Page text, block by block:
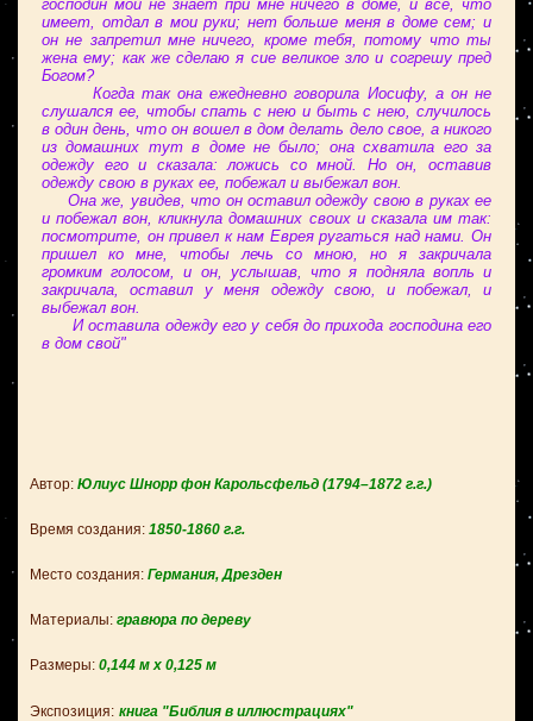
господин мой не знает при мне ничего в доме, и все, что
имеет, отдал в мои руки; нет больше меня в доме сем; и
он не запретил мне ничего, кроме тебя, потому что ты
жена ему; как же сделаю я сие великое зло и согрешу пред
Богом?
Когда так она ежедневно говорила Иосифу, а он не
слушался ее, чтобы спать с нею и быть с нею, случилось
в один день, что он вошел в дом делать дело свое, а никого
из домашних тут в доме не было; она схватила его за
одежду его и сказала: ложись со мной. Но он, оставив
одежду свою в руках ее, побежал и выбежал вон.
Она же, увидев, что он оставил одежду свою в руках ее
и побежал вон, кликнула домашних своих и сказала им так:
посмотрите, он привел к нам Еврея ругаться над нами. Он
пришел ко мне, чтобы лечь со мною, но я закричала
громким голосом, и он, услышав, что я подняла вопль и
закричала, оставил у меня одежду свою, и побежал, и
выбежал вон.
И оставила одежду его у себя до прихода господина его
в дом свой"
Автор: Юлиус Шнорр фон Карольсфельд (1794–1872 г.г.)
Время создания: 1850-1860 г.г.
Место создания: Германия, Дрезден
Материалы: гравюра по дереву
Размеры: 0,144 м х 0,125 м
Экспозиция: книга "Библия в иллюстрациях"